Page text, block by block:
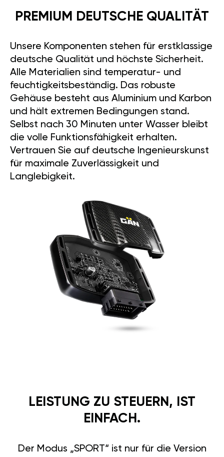
PREMIUM DEUTSCHE QUALITÄT
Unsere Komponenten stehen für erstklassige
deutsche Qualität und höchste Sicherheit.
Alle Materialien sind temperatur- und
feuchtigkeitsbeständig. Das robuste
Gehäuse besteht aus Aluminium und Karbon
und hält extremen Bedingungen stand.
Selbst nach 30 Minuten unter Wasser bleibt
die volle Funktionsfähigkeit erhalten.
Vertrauen Sie auf deutsche Ingenieurskunst
für maximale Zuverlässigkeit und
Langlebigkeit.
LEISTUNG ZU STEUERN, IST
EINFACH.
Der Modus „SPORT“ ist nur für die Version